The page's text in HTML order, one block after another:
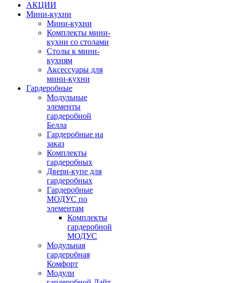
АКЦИИ
Мини-кухни
Мини-кухни
Комплекты мини-
кухни со столами
Столы к мини-
кухням
Аксессуары для
мини-кухни
Гардеробные
Модульные
элементы
гардеробной
Белла
Гардеробные на
заказ
Комплекты
гардеробных
Двери-купе для
гардеробных
Гардеробные
МОДУС по
элементам
Комплекты
гардеробной
МОДУС
Модульная
гардеробная
Комфорт
Модули